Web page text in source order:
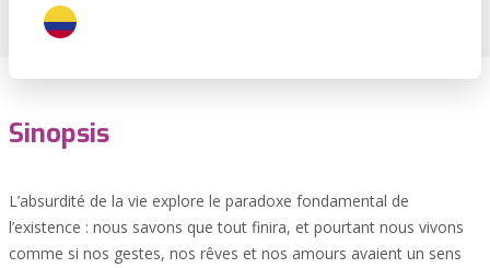
Sinopsis
L’absurdité de la vie explore le paradoxe fondamental de
l’existence : nous savons que tout finira, et pourtant nous vivons
comme si nos gestes, nos rêves et nos amours avaient un sens